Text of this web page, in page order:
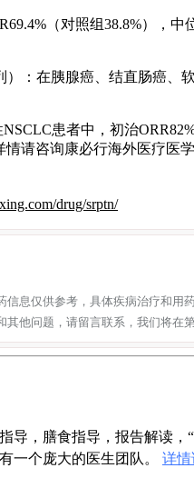
（对照组38.8%），中
：在胰腺癌、结直肠癌、
患者中，初治
请咨询康必行海外医疗医
drug/srptn/
息仅供参考，具体疾病治疗和用
他问题，请留言联系，我们将在
导，膳食指导，报告解读，
一个庞大的医生团队。 详